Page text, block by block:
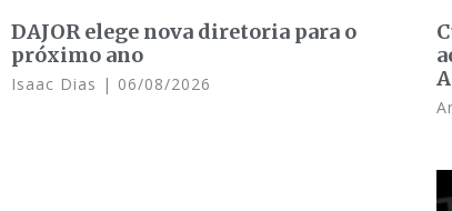
DAJOR elege nova diretoria para o
próximo ano
Isaac Dias 06/08/2026